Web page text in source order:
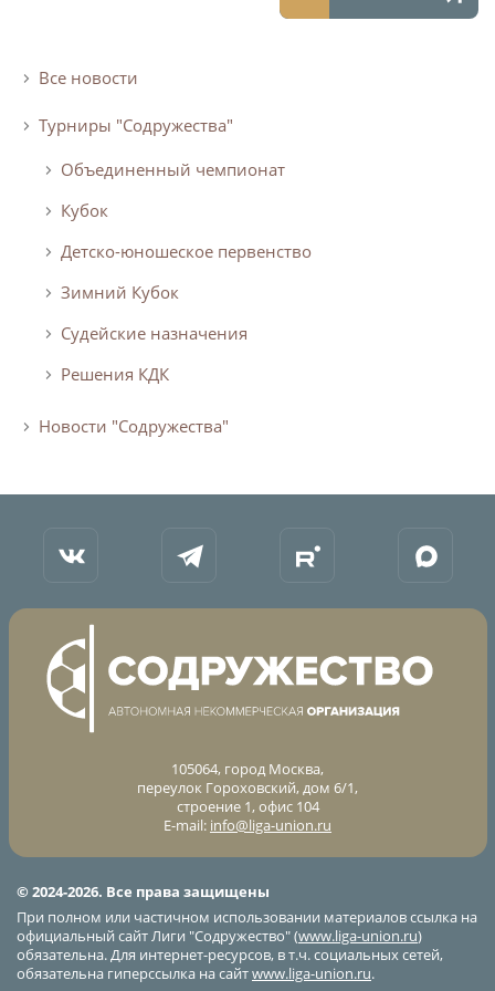
Статистика
Архив турниров
Регламентирующие документы
Все новости
Турниры "Содружества"
Объединенный чемпионат
Кубок
Детско-юношеское первенство
Зимний Кубок
Судейские назначения
Решения КДК
Новости "Содружества"
105064, город Москва,
переулок Гороховский, дом 6/1,
строение 1, офис 104
E-mail: info@liga-union.ru
© 2024-2026. Все права защищены
При полном или частичном использовании материалов ссылка на
официальный сайт Лиги "Содружество" (www.liga-union.ru)
обязательна. Для интернет-ресурсов, в т.ч. социальных сетей,
обязательна гиперссылка на сайтwww.liga-union.ru.